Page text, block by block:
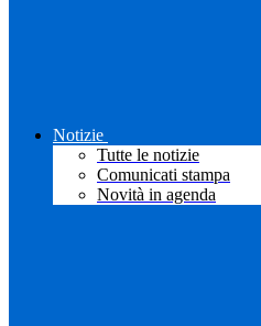
Notizie
Tutte le notizie
Comunicati stampa
Novità in agenda